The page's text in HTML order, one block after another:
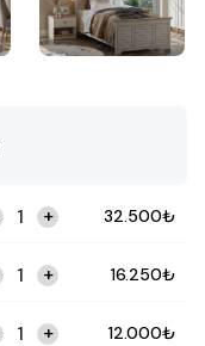
+ 32.500₺
+ 16.250₺
+ 12.000₺